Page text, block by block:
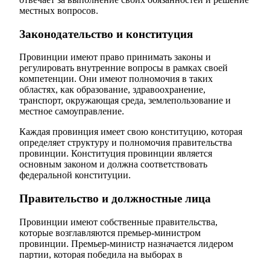
местных вопросов.
Законодательство и конституция
Провинции имеют право принимать законы и
регулировать внутренние вопросы в рамках своей
компетенции. Они имеют полномочия в таких
областях, как образование, здравоохранение,
транспорт, окружающая среда, землепользование и
местное самоуправление.
Каждая провинция имеет свою конституцию, которая
определяет структуру и полномочия правительства
провинции. Конституция провинции является
основным законом и должна соответствовать
федеральной конституции.
Правительство и должностные лица
Провинции имеют собственные правительства,
которые возглавляются премьер-министром
провинции. Премьер-министр назначается лидером
партии, которая победила на выборах в